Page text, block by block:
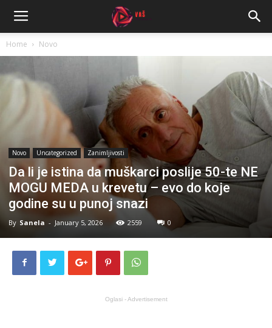
Home Novo
Novo Uncategorized Zanimljivosti
Da li je istina da muškarci poslije 50-te NE
MOGU MEDA u krevetu – evo do koje
godine su u punoj snazi
By Sanela - January 5, 2026 2559 0
Oglasi - Advertisement